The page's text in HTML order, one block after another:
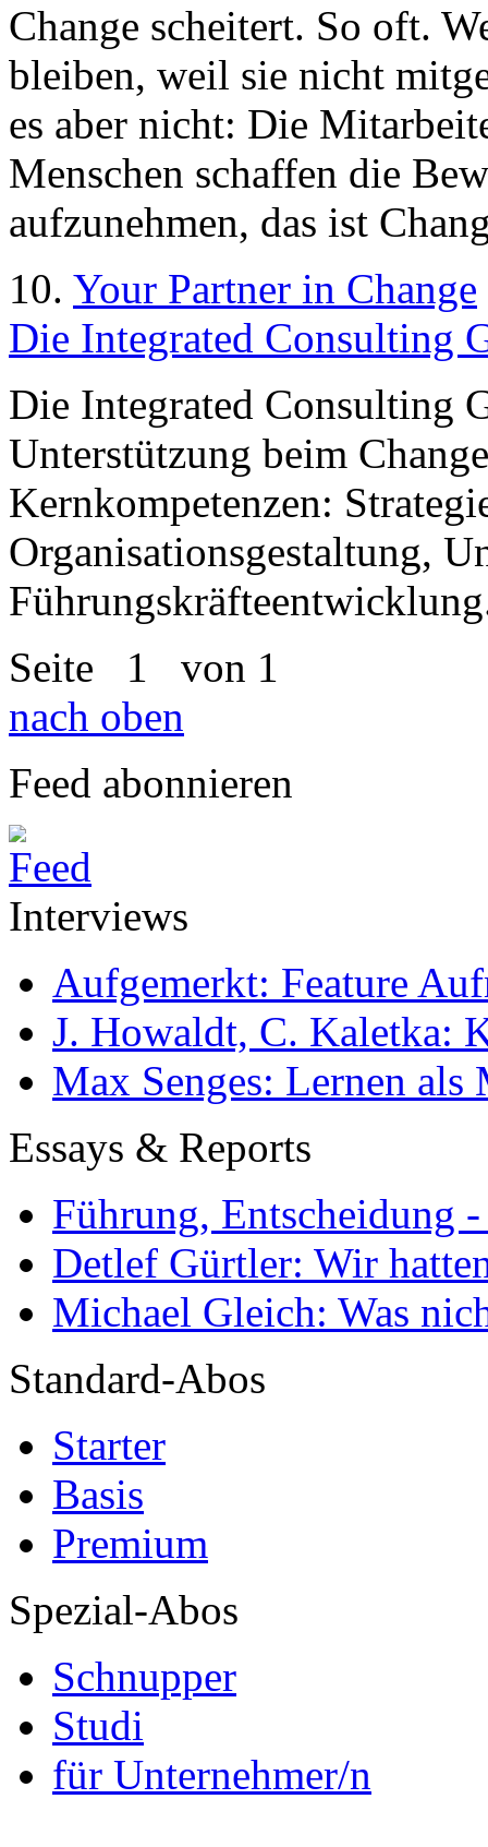
Change scheitert. So oft.
bleiben, weil sie nicht
es aber nicht: Die
Menschen schaffen die
aufzunehmen, das ist
10. Your Partner in Change
Die Integrated Consulting
Die Integrated Consulting
Unterstützung beim
Kernkompetenzen:
Organisationsgestaltung,
Seite 1 von 1
nach oben
Feed abonnieren
Interviews
Aufgemerkt: Feature
J. Howaldt, C. Kaletka:
Max Senges: Lernen als
Essays & Reports
Führung, Entscheidung
Detlef Gürtler: Wir
Michael Gleich: Was
Standard-Abos
Starter
Basis
Premium
Spezial-Abos
Schnupper
Studi
für Unternehmer/n